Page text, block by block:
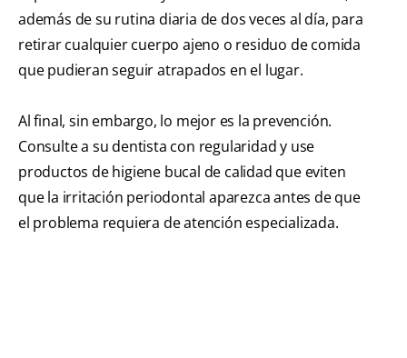
además de su rutina diaria de dos veces al día, para
retirar cualquier cuerpo ajeno o residuo de comida
que pudieran seguir atrapados en el lugar.
Al final, sin embargo, lo mejor es la prevención.
Consulte a su dentista con regularidad y use
productos de higiene bucal de calidad que eviten
que la irritación periodontal aparezca antes de que
el problema requiera de atención especializada.